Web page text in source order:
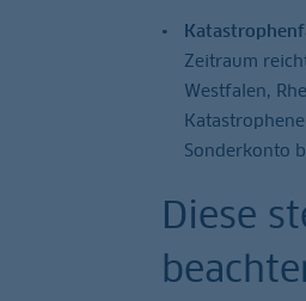
Zeitraum
Westfalen,
Sonderkonto
Diese